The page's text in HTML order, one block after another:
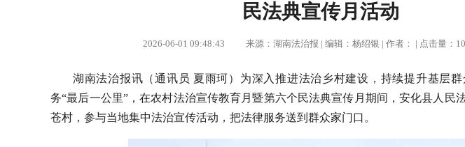
民法典宣传月活动
2026-06-01 09:48:43 来源：湖南法治报 | 编辑：杨绍银 | 作者： | 点击量
湖南法治报讯（通讯员 夏雨珂） 为深入推进法治乡村建设，持续提升基层
务“最后一公里”，在农村法治宣传教育月暨第六个民法典宣传月期间，安化县人民
苍村，参与当地集中法治宣传活动，把法律服务送到群众家门口。